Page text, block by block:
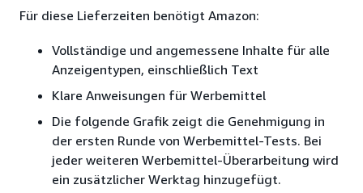
Für diese Lieferzeiten benötigt Amazon:
Vollständige und angemessene Inhalte für alle
Anzeigentypen, einschließlich Text
Klare Anweisungen für Werbemittel
Die folgende Grafik zeigt die Genehmigung in
der ersten Runde von Werbemittel-Tests. Bei
jeder weiteren Werbemittel-Überarbeitung wird
ein zusätzlicher Werktag hinzugefügt.